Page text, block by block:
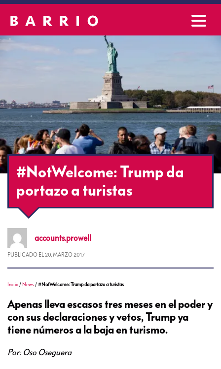
#NotWelcome: Trump da
portazo a turistas
accounts.prowell
PUBLICADO EL 20, MARZO 2017
Inicio / News /#NotWelcome: Trump da portazo a turistas
Apenas lleva escasos tres meses en el poder y
con sus declaraciones y vetos, Trump ya
tiene números a la baja en turismo.
Por: Oso Oseguera